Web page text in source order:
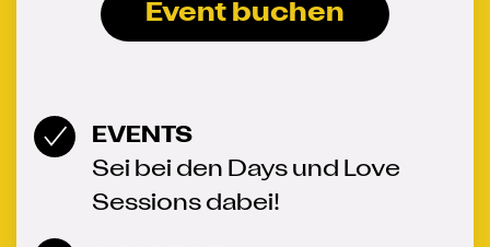
Event buchen
EVENTS
Sei bei den Days und Love
Sessions dabei!